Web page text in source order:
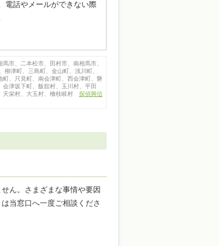
電話やメールができない際
市、二本松市、田村市、南相馬市、
津町、三島町、金山町、浅川町、
、只見町、南会津町、西会津町、磐
津坂下町、飯舘村、玉川村、平田
天栄村、大玉村、檜枝岐村 探偵興信
ん。さまざまな事情や要因
当窓口へ一度ご相談くださ